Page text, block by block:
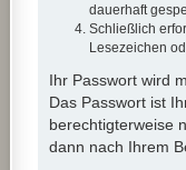
dauerhaft
Schließlich
Lesezeichen
Ihr Passwort wird
Das Passwort ist
berechtigterweise
dann nach Ihrem